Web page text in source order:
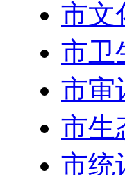
市文
市卫
市审
市生
市统